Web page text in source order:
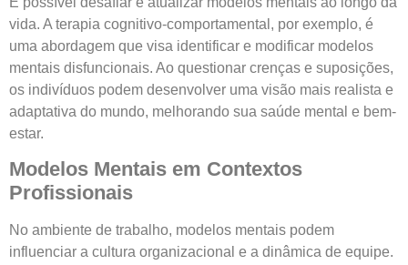
vida. A terapia cognitivo-comportamental, por exemplo, é
uma abordagem que visa identificar e modificar modelos
mentais disfuncionais. Ao questionar crenças e suposições,
os indivíduos podem desenvolver uma visão mais realista e
adaptativa do mundo, melhorando sua saúde mental e bem-
estar.
Modelos Mentais em Contextos
Profissionais
No ambiente de trabalho, modelos mentais podem
influenciar a cultura organizacional e a dinâmica de equipe.